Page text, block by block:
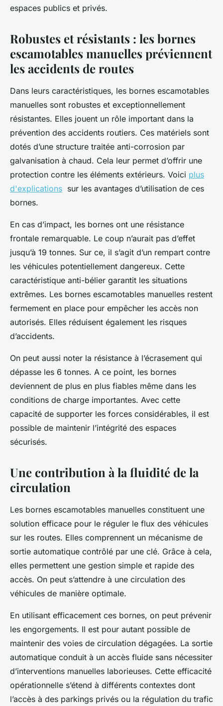
•27 janvier 2024• 2 min de lecture
espaces publics et privés.
Robustes et résistants : les bornes
escamotables manuelles préviennent
les accidents de routes
Dans leurs caractéristiques, les bornes escamotables
manuelles sont robustes et exceptionnellement
résistantes. Elles jouent un rôle important dans la
prévention des accidents routiers. Ces matériels sont
dotés d’une structure traitée anti-corrosion par
galvanisation à chaud. Cela leur permet d’offrir une
protection contre les éléments extérieurs. Voici plus
d'explications sur les avantages d’utilisation de ces
bornes.
En cas d’impact, les bornes ont une résistance
frontale remarquable. Le coup n’aurait pas d’effet
jusqu’à 19 tonnes. Sur ce, il s’agit d’un rempart contre
les véhicules potentiellement dangereux. Cette
caractéristique anti-bélier garantit les situations
extrêmes. Les bornes escamotables manuelles restent
fermement en place pour empêcher les accès non
autorisés. Elles réduisent également les risques
d’accidents.
On peut aussi noter la résistance à l’écrasement qui
dépasse les 6 tonnes. A ce point, les bornes
deviennent de plus en plus fiables même dans les
conditions de charge importantes. Avec cette
capacité de supporter les forces considérables, il est
possible de maintenir l’intégrité des espaces
sécurisés.
Une contribution à la fluidité de la
circulation
Les bornes escamotables manuelles constituent une
solution efficace pour le réguler le flux des véhicules
sur les routes. Elles comprennent un mécanisme de
sortie automatique contrôlé par une clé. Grâce à cela,
elles permettent une gestion simple et rapide des
accès. On peut s’attendre à une circulation des
véhicules de manière optimale.
En utilisant efficacement ces bornes, on peut prévenir
les engorgements. Il est pour autant possible de
maintenir des voies de circulation dégagées. La sortie
automatique conduit à un accès fluide sans nécessiter
d’interventions manuelles laborieuses. Cette efficacité
opérationnelle s’étend à différents contextes dont
l’accès à des parkings privés ou la régulation du trafic